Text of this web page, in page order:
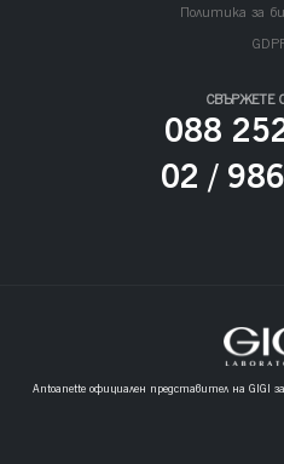
Политика за
СВЪРЖЕТЕ
088
02 /
Antoanette oфициален представител на GIGI